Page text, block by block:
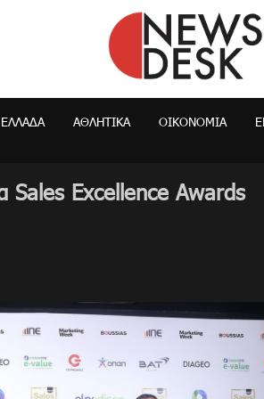
NewsDesk
ΕΛΛΆΔΑ ΑΘΛΗΤΙΚΑ ΟΙΚΟΝΟΜΊΑ
Sales Excellence Awards